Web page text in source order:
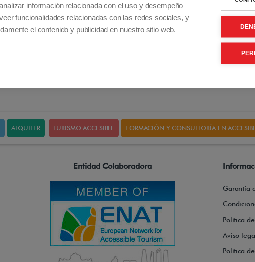
(sin batería)
ALQUILER TURISMO ACCESIBLE FORMACIÓN Y CONSULTORÍA EN
Entidad Colaboradora
Garantía
Política
Aviso
Política
información relacionada con el uso y desempeño
funcionalidades relacionadas con las redes sociales, y
el contenido y publicidad en nuestro sitio web.